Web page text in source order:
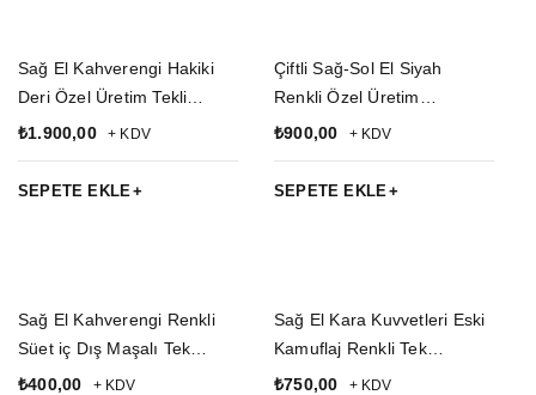
Sağ El Kahverengi Hakiki
Deri Özel Üretim Tekli
Koltukaltı Kaliteli Airsoft
₺1.900,00 + KDV
SEPETE EKLE
Çiftli Sağ-Sol El Siyah
Renkli Özel Üretim
Ayarlamalı Emniyetli Lastikli
Koltukaltı Silah Kılıfı
₺900,00 + KDV
SEPETE EKLE
Sağ El Kahverengi Renkli
Süet iç Dış Maşalı Tek
Emniyetli iç Dış Taşıma
₺400,00 + KDV
Sağ El Kara Kuvvetleri Eski
Kamuflaj Renkli Tek
Bağlantılı Airsoft Palaskaya
₺750,00 + KDV